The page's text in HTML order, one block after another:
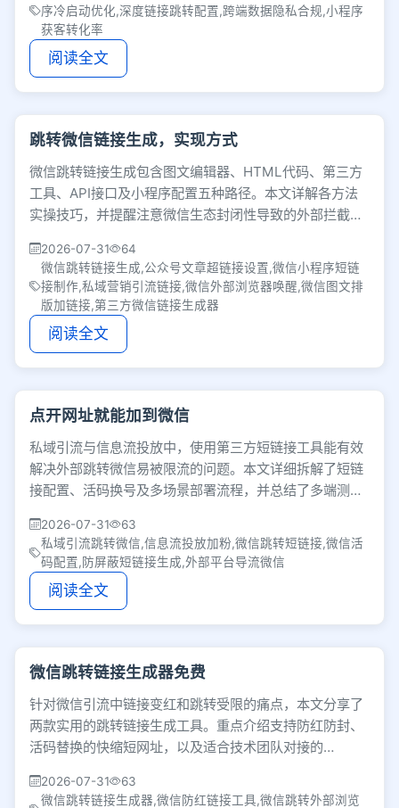
序冷启动优化,深度链接跳转配置,跨端数据隐私合规,小程序
获客转化率
阅读全文
跳转微信链接生成，实现方式
微信跳转链接生成包含图文编辑器、HTML代码、第三方
工具、API接口及小程序配置五种路径。本文详解各方法
实操技巧，并提醒注意微信生态封闭性导致的外部拦截问
2026-07-31
64
微信跳转链接生成,公众号文章超链接设置,微信小程序短链
接制作,私域营销引流链接,微信外部浏览器唤醒,微信图文排
版加链接,第三方微信链接生成器
阅读全文
点开网址就能加到微信
私域引流与信息流投放中，使用第三方短链接工具能有效
解决外部跳转微信易被限流的问题。本文详细拆解了短链
接配置、活码换号及多场景部署流程，并总结了多端测试
2026-07-31
63
私域引流跳转微信,信息流投放加粉,微信跳转短链接,微信活
码配置,防屏蔽短链接生成,外部平台导流微信
阅读全文
微信跳转链接生成器免费
针对微信引流中链接变红和跳转受限的痛点，本文分享了
两款实用的跳转链接生成工具。重点介绍支持防红防封、
活码替换的快缩短网址，以及适合技术团队对接的
2026-07-31
63
微信跳转链接生成器,微信防红链接工具,微信跳转外部浏览